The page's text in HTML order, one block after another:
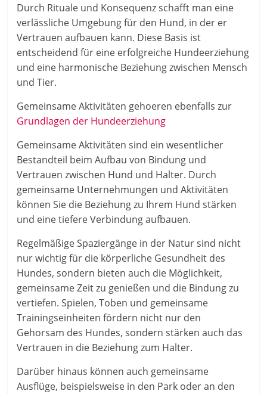
Durch Rituale und Konsequenz schafft man eine
verlässliche Umgebung für den Hund, in der er
Vertrauen aufbauen kann. Diese Basis ist
entscheidend für eine erfolgreiche Hundeerziehung
und eine harmonische Beziehung zwischen Mensch
und Tier.
Gemeinsame Aktivitäten gehoeren ebenfalls zur
Grundlagen der Hundeerziehung
Gemeinsame Aktivitäten sind ein wesentlicher
Bestandteil beim Aufbau von Bindung und
Vertrauen zwischen Hund und Halter. Durch
gemeinsame Unternehmungen und Aktivitäten
können Sie die Beziehung zu Ihrem Hund stärken
und eine tiefere Verbindung aufbauen.
Regelmäßige Spaziergänge in der Natur sind nicht
nur wichtig für die körperliche Gesundheit des
Hundes, sondern bieten auch die Möglichkeit,
gemeinsame Zeit zu genießen und die Bindung zu
vertiefen. Spielen, Toben und gemeinsame
Trainingseinheiten fördern nicht nur den
Gehorsam des Hundes, sondern stärken auch das
Vertrauen in die Beziehung zum Halter.
Darüber hinaus können auch gemeinsame
Ausflüge, beispielsweise in den Park oder an den